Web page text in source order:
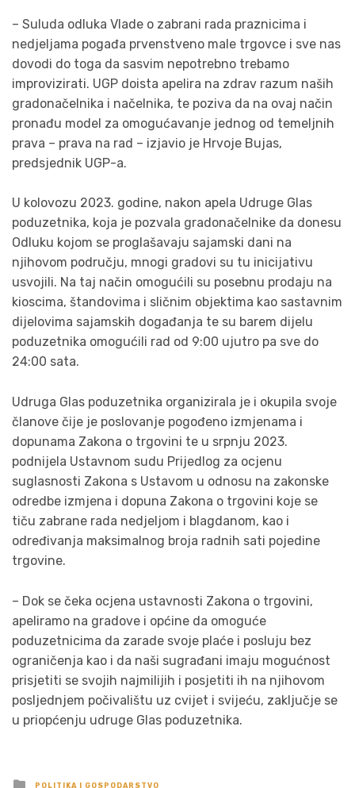
– Suluda odluka Vlade o zabrani rada praznicima i
nedjeljama pogađa prvenstveno male trgovce i sve nas
dovodi do toga da sasvim nepotrebno trebamo
improvizirati. UGP doista apelira na zdrav razum naših
gradonačelnika i načelnika, te poziva da na ovaj način
pronađu model za omogućavanje jednog od temeljnih
prava – prava na rad – izjavio je Hrvoje Bujas,
predsjednik UGP-a.
U kolovozu 2023. godine, nakon apela Udruge Glas
poduzetnika, koja je pozvala gradonačelnike da donesu
Odluku kojom se proglašavaju sajamski dani na
njihovom području, mnogi gradovi su tu inicijativu
usvojili. Na taj način omogućili su posebnu prodaju na
kioscima, štandovima i sličnim objektima kao sastavnim
dijelovima sajamskih događanja te su barem dijelu
poduzetnika omogućili rad od 9:00 ujutro pa sve do
24:00 sata.
Udruga Glas poduzetnika organizirala je i okupila svoje
članove čije je poslovanje pogođeno izmjenama i
dopunama Zakona o trgovini te u srpnju 2023.
podnijela Ustavnom sudu Prijedlog za ocjenu
suglasnosti Zakona s Ustavom u odnosu na zakonske
odredbe izmjena i dopuna Zakona o trgovini koje se
tiču zabrane rada nedjeljom i blagdanom, kao i
određivanja maksimalnog broja radnih sati pojedine
trgovine.
– Dok se čeka ocjena ustavnosti Zakona o trgovini,
apeliramo na gradove i općine da omoguće
poduzetnicima da zarade svoje plaće i posluju bez
ograničenja kao i da naši sugrađani imaju mogućnost
prisjetiti se svojih najmilijih i posjetiti ih na njihovom
posljednjem počivalištu uz cvijet i svijeću, zaključje se
u priopćenju udruge Glas poduzetnika.
Posted
POLITIKA I GOSPODARSTVO